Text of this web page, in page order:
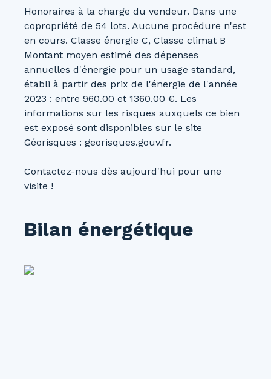
Honoraires à la charge du vendeur. Dans une
copropriété de 54 lots. Aucune procédure n'est
en cours. Classe énergie C, Classe climat B
Montant moyen estimé des dépenses
annuelles d'énergie pour un usage standard,
établi à partir des prix de l'énergie de l'année
2023 : entre 960.00 et 1360.00 €. Les
informations sur les risques auxquels ce bien
est exposé sont disponibles sur le site
Géorisques : georisques.gouv.fr.
Contactez-nous dès aujourd'hui pour une
visite !
Bilan énergétique